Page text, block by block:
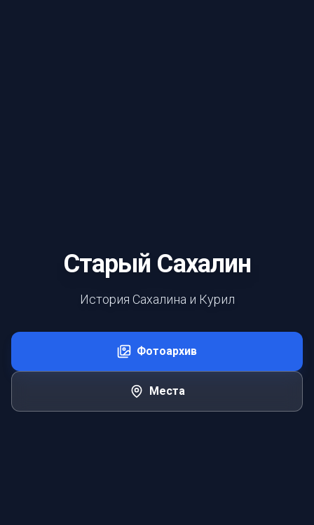
Старый Сахалин
История Сахалина и Курил
Фотоархив
Места